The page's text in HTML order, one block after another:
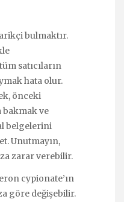
bulmaktır.
satıcıların
hata olur.
önceki
ve
belgelerini
Unutmayın,
zarar verebilir.
cypionate’ın
göre değişebilir.